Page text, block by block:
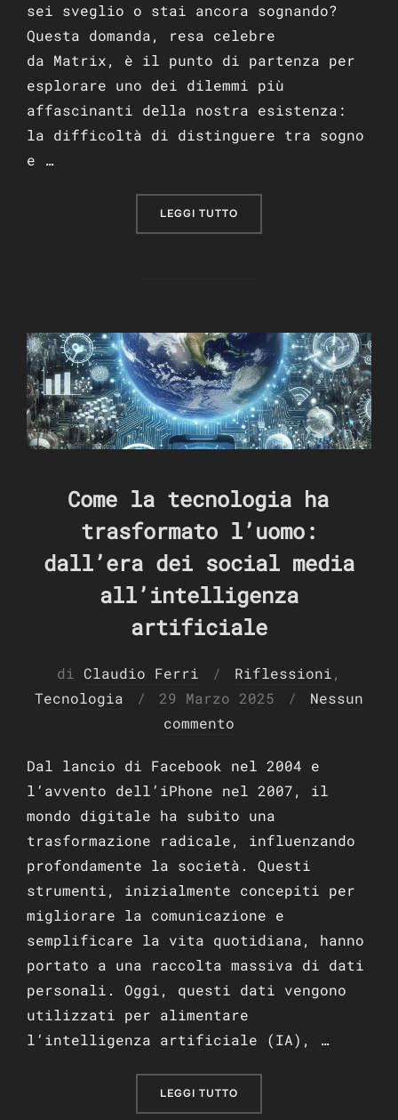
sei sveglio o stai ancora sognando?
Questa domanda, resa celebre
da Matrix, è il punto di partenza per
esplorare uno dei dilemmi più
affascinanti della nostra esistenza:
la difficoltà di distinguere tra sogno
e …
LEGGI TUTTO
Come la tecnologia ha
trasformato l’uomo:
dall’era dei social media
all’intelligenza
artificiale
di Claudio Ferri Riflessioni,
Tecnologia
Pubblicato
il
29 Marzo 2025
Nessun
commento
Dal lancio di Facebook nel 2004 e
l’avvento dell’iPhone nel 2007, il
mondo digitale ha subito una
trasformazione radicale, influenzando
profondamente la società. Questi
strumenti, inizialmente concepiti per
migliorare la comunicazione e
semplificare la vita quotidiana, hanno
portato a una raccolta massiva di dati
personali. Oggi, questi dati vengono
utilizzati per alimentare
l’intelligenza artificiale (IA), …
LEGGI TUTTO